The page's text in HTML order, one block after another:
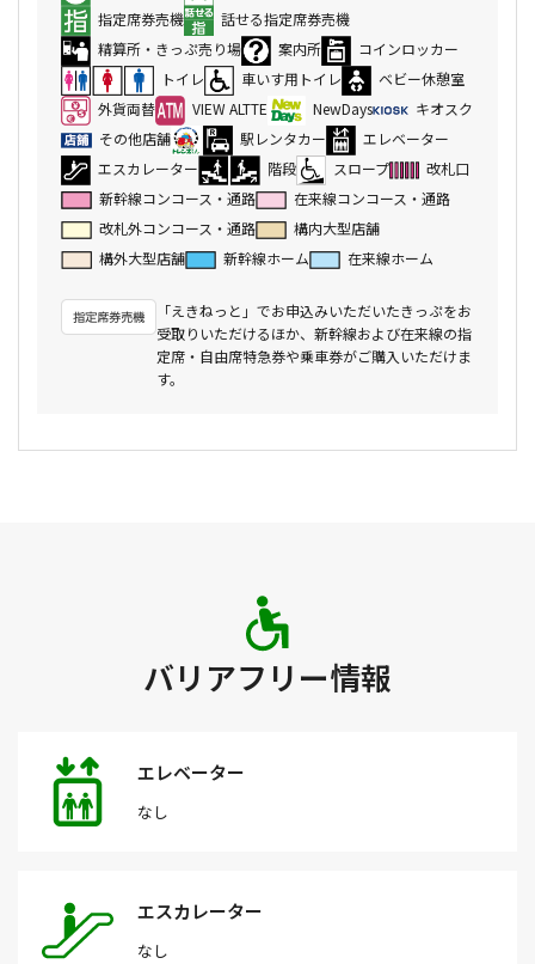
指定席券売機
話せる指定席券売機
精算所・きっぷ売り場
案内所
コインロッカー
トイレ
車いす用トイレ
ベビー休憩室
外貨両替
VIEW ALTTE NewDays
キオスク
その他店舗
駅レンタカー
エレベーター
エスカレーター
階段 スロープ
改札口
新幹線コンコース・通路
在来線コンコース・通路
改札外コンコース・通路
構内大型店舗
構外大型店舗
新幹線ホーム 在来線ホーム
「えきねっと」でお申込みいただいたきっぷをお
受取りいただけるほか、新幹線および在来線の指
定席・自由席特急券や乗車券がご購入いただけま
す。
バリアフリー情報
エレベーター
なし
エスカレーター
なし